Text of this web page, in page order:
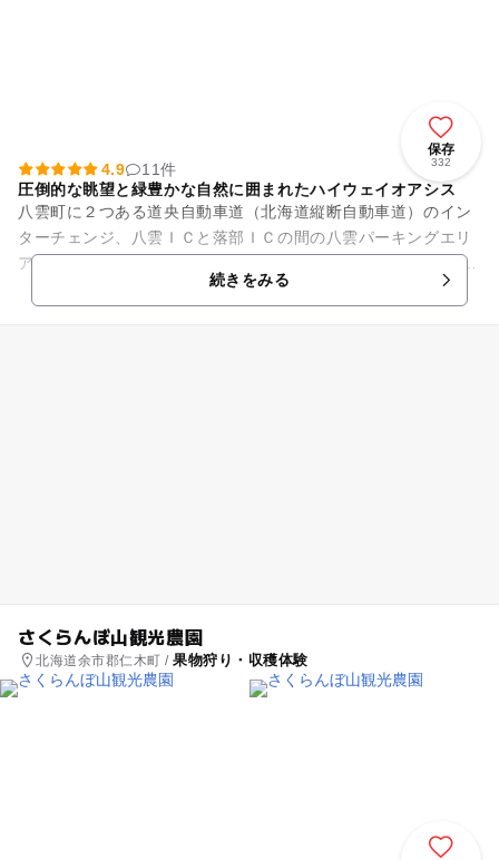
保存
332
4.9
11件
圧倒的な眺望と緑豊かな自然に囲まれたハイウェイオアシス
八雲町に２つある道央自動車道（北海道縦断自動車道）のイン
ターチェンジ、八雲ＩＣと落部ＩＣの間の八雲パーキングエリ
アに併設されている「噴火湾パノラマパーク」。 隣接する八雲
パーキングエリアととも...続きをみる
さくらんぼ山観光農園
北海道余市郡仁木町 /果物狩り・収穫体験